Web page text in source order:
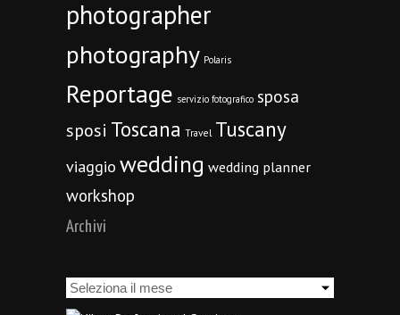
photographer
photography Polaris
Reportage servizio fotografico sposa
sposi Toscana Travel Tuscany
viaggio wedding wedding planner
workshop
Archivi
Archivi